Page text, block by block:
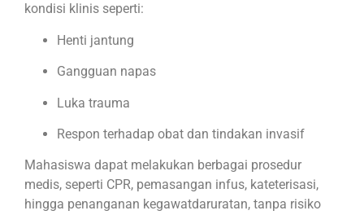
kondisi klinis seperti:
Henti jantung
Gangguan napas
Luka trauma
Respon terhadap obat dan tindakan invasif
Mahasiswa dapat melakukan berbagai prosedur
medis, seperti CPR, pemasangan infus, kateterisasi,
hingga penanganan kegawatdaruratan, tanpa risiko